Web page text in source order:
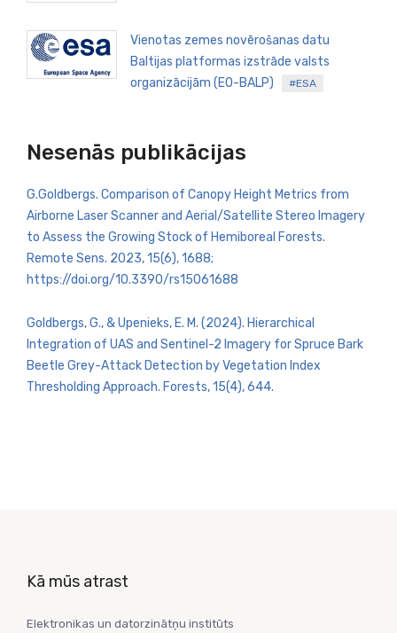
Vienotas zemes novērošanas datu
Baltijas platformas izstrāde valsts
organizācijām (EO-BALP)
#ESA
Nesenās publikācijas
G.Goldbergs. Comparison of Canopy Height Metrics from
Airborne Laser Scanner and Aerial/Satellite Stereo Imagery
to Assess the Growing Stock of Hemiboreal Forests.
Remote Sens. 2023, 15(6), 1688;
https://doi.org/10.3390/rs15061688
Goldbergs, G., & Upenieks, E. M. (2024). Hierarchical
Integration of UAS and Sentinel-2 Imagery for Spruce Bark
Beetle Grey-Attack Detection by Vegetation Index
Thresholding Approach. Forests, 15(4), 644.
Kā mūs atrast
Elektronikas un datorzinātņu institūts